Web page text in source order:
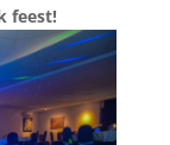
feest!